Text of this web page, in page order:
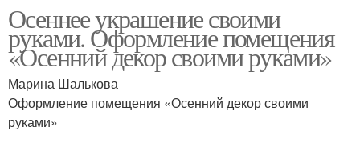
Осеннее украшение своими
руками. Оформление помещения
«Осенний декор своими руками»
Марина Шалькова
Оформление помещения «Осенний декор своими
руками»